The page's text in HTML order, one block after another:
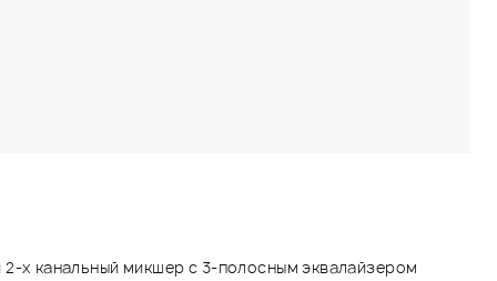
х канальный микшер с 3-полосным эквалайзером